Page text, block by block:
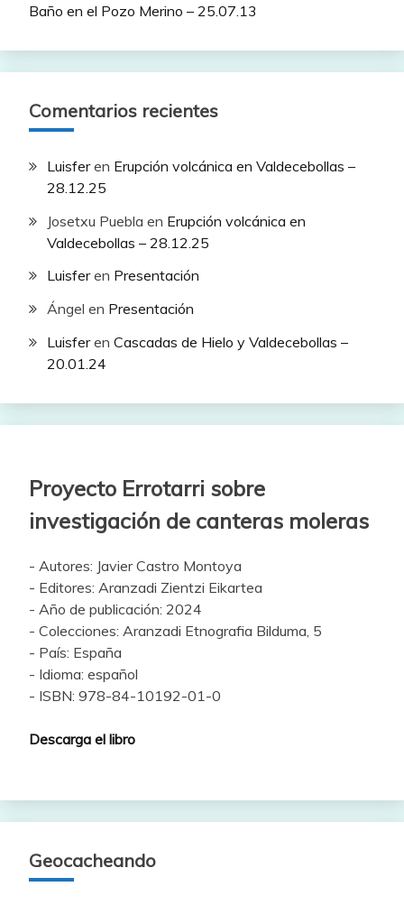
Baño en el Pozo Merino – 25.07.13
Comentarios recientes
Luisferen Erupción volcánica en Valdecebollas –
28.12.25
Josetxu Puebla en Erupción volcánica en
Valdecebollas – 28.12.25
Luisferen Presentación
Ángel en Presentación
Luisferen Cascadas de Hielo y Valdecebollas –
20.01.24
Proyecto Errotarri sobre
investigación de canteras moleras
- Autores: Javier Castro Montoya
- Editores: Aranzadi Zientzi Eikartea
- Año de publicación: 2024
- Colecciones: Aranzadi Etnografia Bilduma, 5
- País: España
- Idioma: español
- ISBN: 978-84-10192-01-0
Descarga el libro
Geocacheando